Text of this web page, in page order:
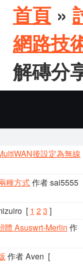
首頁 »
網路技
解磚分
後設定為無線
種方式作者 sai5555
[ 1 23 ]
體 Asuswrt-Merlin 作
作者 Aven [